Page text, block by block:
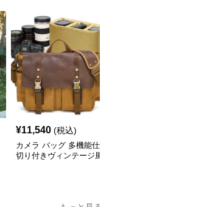
¥11,540 (税込)
カメラ バッグ 多機能仕
切り付きヴィンテージ風